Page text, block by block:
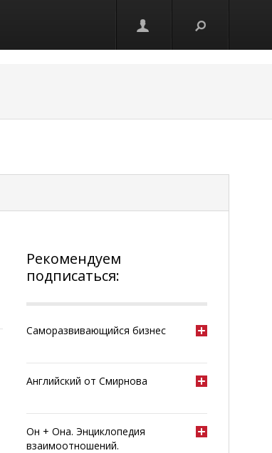
Рекомендуем
подписаться:
Саморазвивающийся бизнес
Английский от Смирнова
Он + Она. Энциклопедия
взаимоотношений.